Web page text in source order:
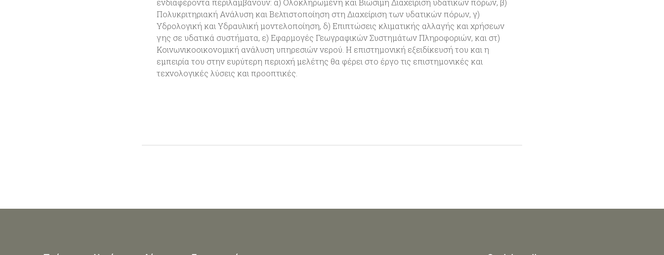
ενδιαφέροντα περιλαμβάνουν: α) Ολοκληρωμένη και Βιώσιμη Διαχείριση υδατικών πόρων, β)
Πολυκριτηριακή Ανάλυση και Βελτιστοποίηση στη Διαχείριση των υδατικών πόρων, γ)
Υδρολογική και Υδραυλική μοντελοποίηση, δ) Επιπτώσεις κλιματικής αλλαγής και χρήσεων
γης σε υδατικά συστήματα, ε) Εφαρμογές Γεωγραφικών Συστημάτων Πληροφοριών, και στ)
Κοινωνικοοικονομική ανάλυση υπηρεσιών νερού. Η επιστημονική εξειδίκευσή του και η
εμπειρία του στην ευρύτερη περιοχή μελέτης θα φέρει στο έργο τις επιστημονικές και
τεχνολογικές λύσεις και προοπτικές.